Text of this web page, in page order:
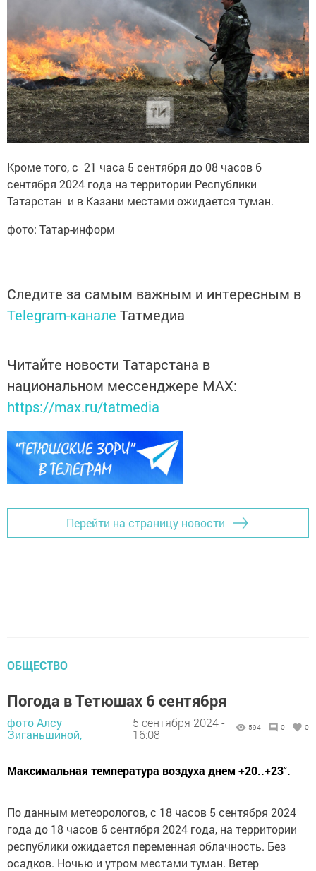
Кроме того, с 21 часа 5 сентября до 08 часов 6
сентября 2024 года на территории Республики
Татарстан и в Казани местами ожидается туман.
фото: Татар-информ
Следите за самым важным и интересным в
Telegram-канале Татмедиа
Читайте новости Татарстана в
национальном мессенджере MАХ:
https://max.ru/tatmedia
Перейти на страницу новости
ОБЩЕСТВО
Погода в Тетюшах 6 сентября
фото Алсу
Зиганьшиной,
5 сентября 2024 -
16:08
594 0 0
Максимальная температура воздуха днем +20..+23˚.
По данным метеорологов, с 18 часов 5 сентября 2024
года до 18 часов 6 сентября 2024 года, на территории
республики ожидается переменная облачность. Без
осадков. Ночью и утром местами туман. Ветер